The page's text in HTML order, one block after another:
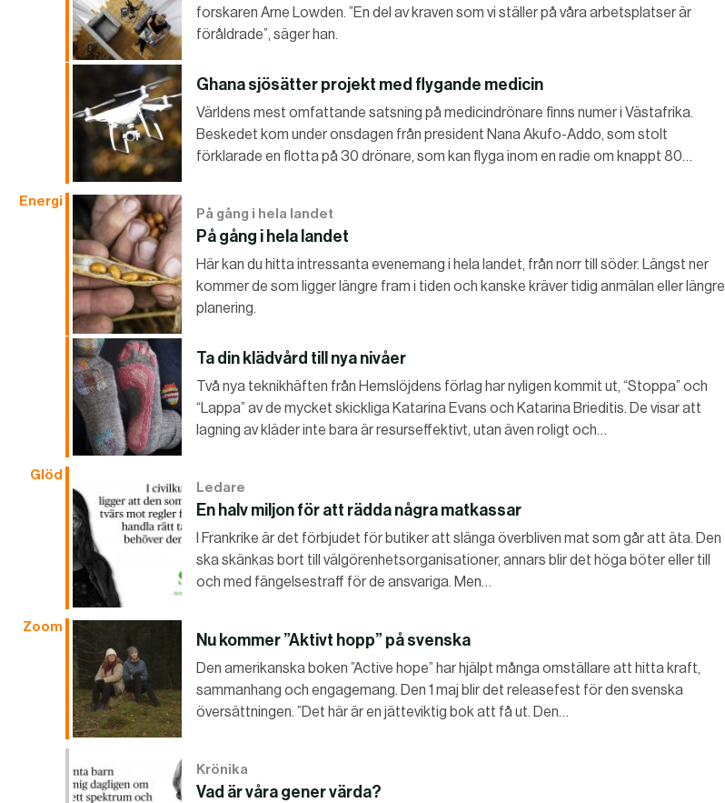
forskaren Arne Lowden. ”En del av kraven som vi ställer på våra arbetsplatser är
föråldrade”, säger han.
Ghana sjösätter projekt med flygande medicin
Världens mest omfattande satsning på medicindrönare finns numer i Västafrika.
Beskedet kom under onsdagen från president Nana Akufo-Addo, som stolt
förklarade en flotta på 30 drönare, som kan flyga inom en radie om knappt 80…
Energi
På gång i hela landet
På gång i hela landet
Här kan du hitta intressanta evenemang i hela landet, från norr till söder. Längst ner
kommer de som ligger längre fram i tiden och kanske kräver tidig anmälan eller längre
planering.
Ta din klädvård till nya nivåer
Två nya teknikhäften från Hemslöjdens förlag har nyligen kommit ut, “Stoppa” och
“Lappa” av de mycket skickliga Katarina Evans och Katarina Brieditis. De visar att
lagning av kläder inte bara är resurseffektivt, utan även roligt och…
Glöd
Ledare
En halv miljon för att rädda några matkassar
I Frankrike är det förbjudet för butiker att slänga överbliven mat som går att äta. Den
ska skänkas bort till välgörenhetsorganisationer, annars blir det höga böter eller till
och med fängelsestraff för de ansvariga. Men…
Zoom
Nu kommer ”Aktivt hopp” på svenska
Den amerikanska boken ”Active hope” har hjälpt många omställare att hitta kraft,
sammanhang och engagemang. Den 1 maj blir det releasefest för den svenska
översättningen. ”Det här är en jätteviktig bok att få ut. Den…
Krönika
Vad är våra gener värda?